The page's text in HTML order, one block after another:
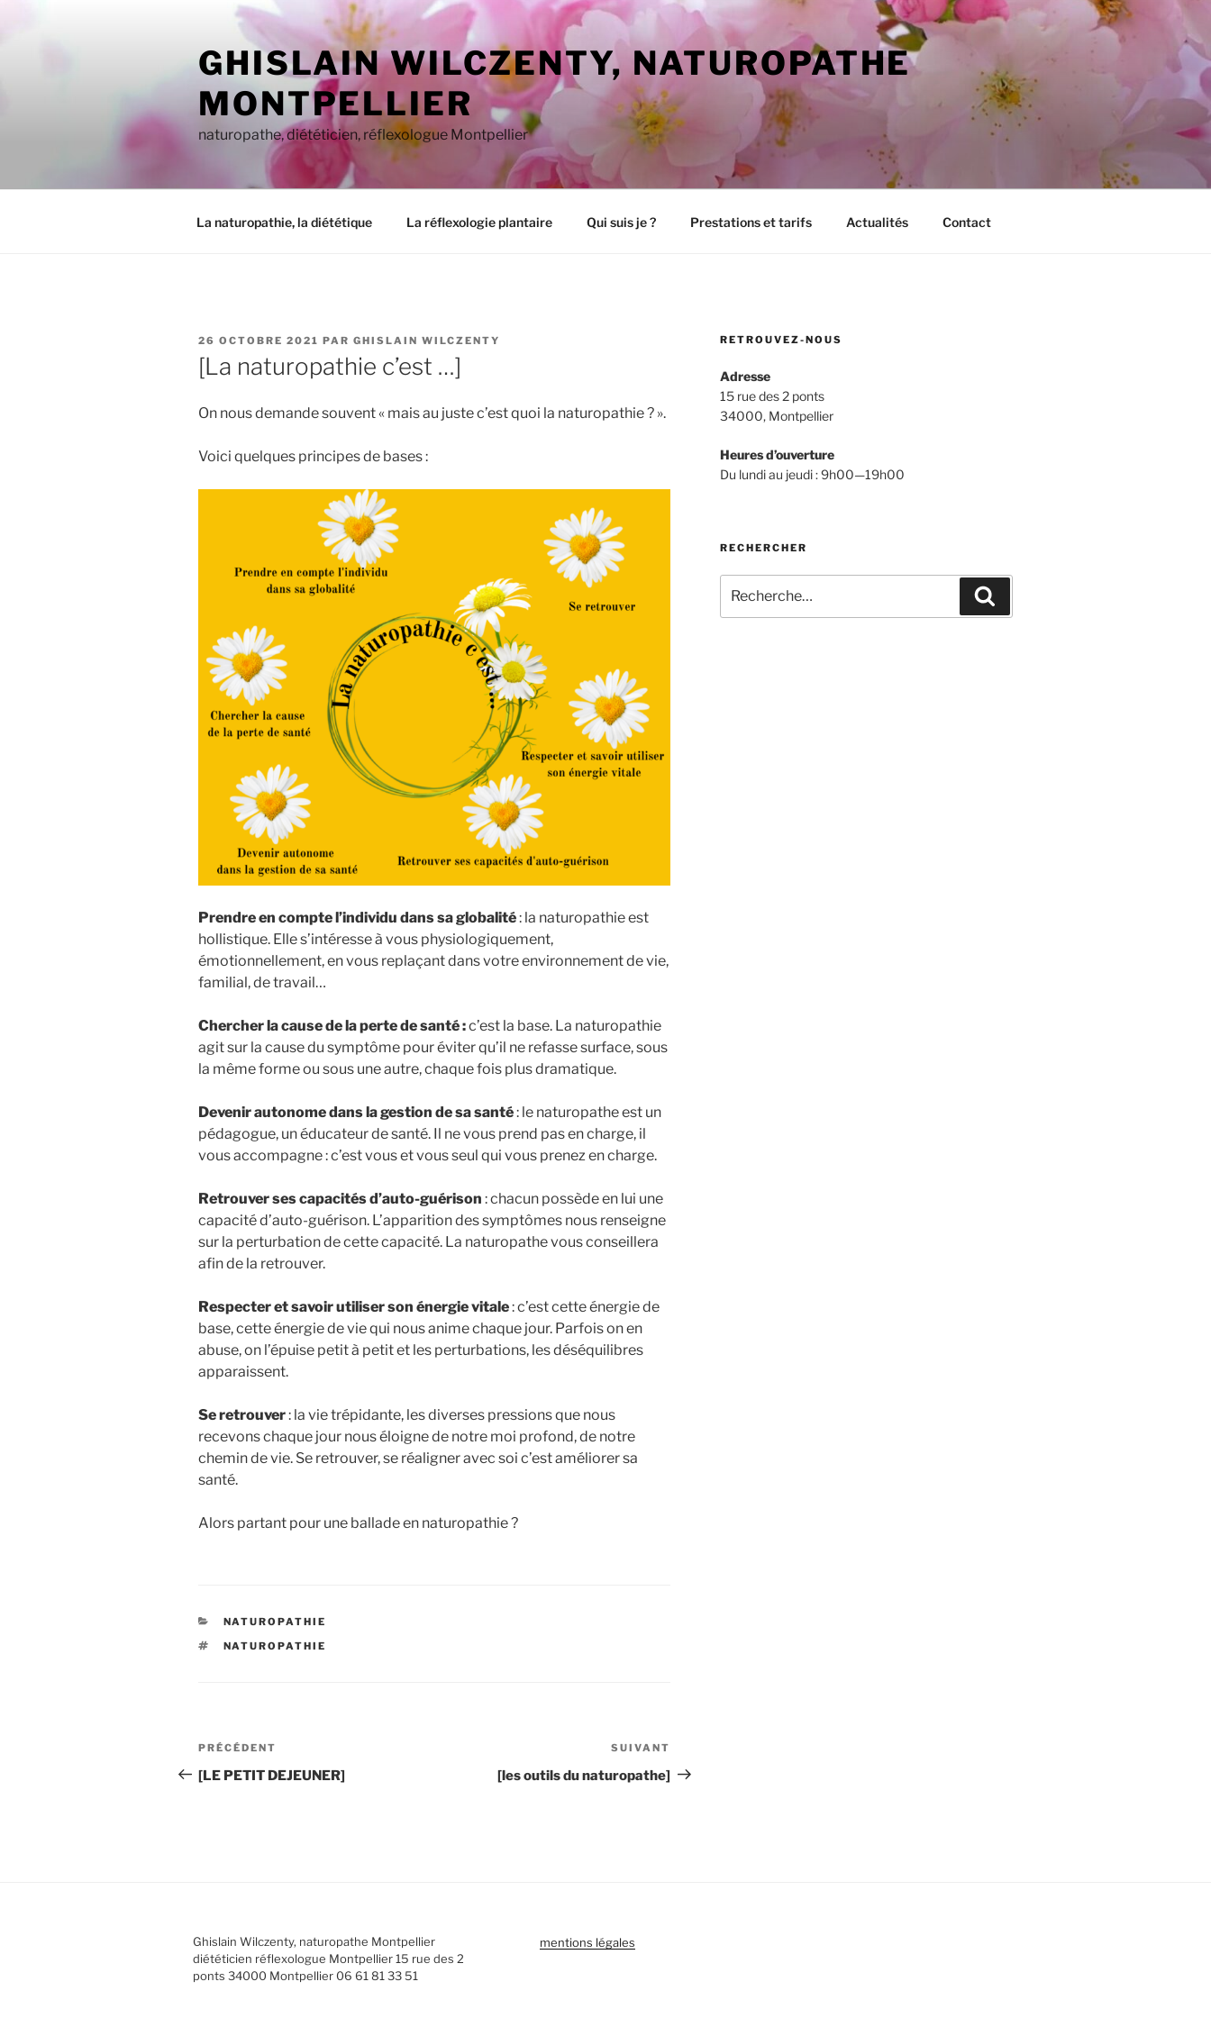
GHISLAIN WILCZENTY, NATUROPATHE
MONTPELLIER
naturopathe, diététicien, réflexologue Montpellier
La naturopathie, la diététique La réflexologie plantaire Qui suis je ? Prestations et tarifs Actualités Contact
PUBLIÉ
LE
26 OCTOBRE 2021 PAR GHISLAIN WILCZENTY
[La naturopathie c’est …]
On nous demande souvent « mais au juste c’est quoi la naturopathie ? ».
Voici quelques principes de bases :
Prendre en compte l’individu dans sa globalité: la naturopathie est
hollistique. Elle s’intéresse à vous physiologiquement,
émotionnellement, en vous replaçant dans votre environnement de vie,
familial, de travail…
Chercher la cause de la perte de santé :c’est la base. La naturopathie
agit sur la cause du symptôme pour éviter qu’il ne refasse surface, sous
la même forme ou sous une autre, chaque fois plus dramatique.
Devenir autonome dans la gestion de sa santé: le naturopathe est un
pédagogue, un éducateur de santé. Il ne vous prend pas en charge, il
vous accompagne : c’est vous et vous seul qui vous prenez en charge.
Retrouver ses capacités d’auto-guérison : chacun possède en lui une
capacité d’auto-guérison. L’apparition des symptômes nous renseigne
sur la perturbation de cette capacité. La naturopathe vous conseillera
afin de la retrouver.
Respecter et savoir utiliser son énergie vitale: c’est cette énergie de
base, cette énergie de vie qui nous anime chaque jour. Parfois on en
abuse, on l’épuise petit à petit et les perturbations, les déséquilibres
apparaissent.
Se retrouver: la vie trépidante, les diverses pressions que nous
recevons chaque jour nous éloigne de notre moi profond, de notre
chemin de vie. Se retrouver, se réaligner avec soi c’est améliorer sa
santé.
Alors partant pour une ballade en naturopathie ?
CATÉGORIES
NATUROPATHIE
ÉTIQUETTES
NATUROPATHIE
Navigation
de
Article
précédent
PRÉCÉDENT
[LE PETIT DEJEUNER]
suivant
SUIVANT
[les outils du naturopathe]
RETROUVEZ-NOUS
Adresse
15 rue des 2 ponts
34000, Montpellier
Heures d’ouverture
Du lundi au jeudi : 9h00—19h00
RECHERCHER
pour
:
Ghislain Wilczenty, naturopathe Montpellier
diététicien réflexologue Montpellier 15 rue des 2
ponts 34000 Montpellier 06 61 81 33 51
mentions légales